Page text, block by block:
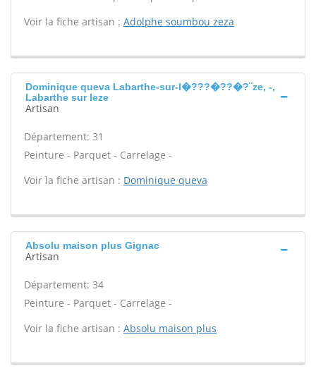
Voir la fiche artisan : Adolphe soumbou zeza
Dominique queva Labarthe-sur-l�???�??�?¨ze, -,
Labarthe sur leze
Artisan
Département: 31
Peinture - Parquet - Carrelage -
Voir la fiche artisan : Dominique queva
Absolu maison plus Gignac
Artisan
Département: 34
Peinture - Parquet - Carrelage -
Voir la fiche artisan : Absolu maison plus